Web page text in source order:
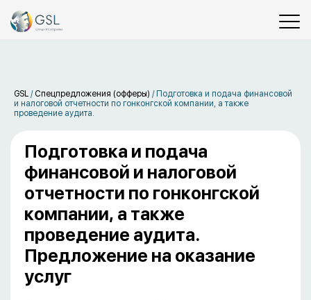
GSL / Спецпредложения (офферы) / Подготовка и подача финансовой
и налоговой отчетности по гонконгской компании, а также
проведение аудита.
Подготовка и подача
финансовой и налоговой
отчетности по гонконгской
компании, а также
проведение аудита.
Предложение на оказание
услуг